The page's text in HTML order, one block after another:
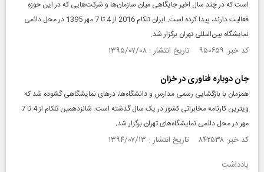
است که در چند سال اخیر جایگاهی میان سازمان‌ها و شرکت‌هایی که در این حوزه
فعالیت دارند، پیدا کرده است. ایران تلکام 2016 از 4 تا 7 مهر 1395 در محل دائمی
نمایشگاه بین‌المللی تهران برگزار شد.
کد خبر: ۹۵۰۶۵۹ تاریخ انتشار : ۱۳۹۵/۰۷/۰۸
جان دوباره فناوری در خزان
همزمان با بازگشایی رسمی مدارس و دانشگاه‌ها، درهای نمایشگاهی گشوده شد که
ویترین کارنامه مخابراتی کشور در یک سال گذشته است. شانزدهمین تلکام از 4 تا 7
مهر در محل دائمی نمایشگاه‌های تهران برگزار شد.
کد خبر: ۸۴۲۵۳۸ تاریخ انتشار : ۱۳۹۴/۰۷/۱۳
یادداشت